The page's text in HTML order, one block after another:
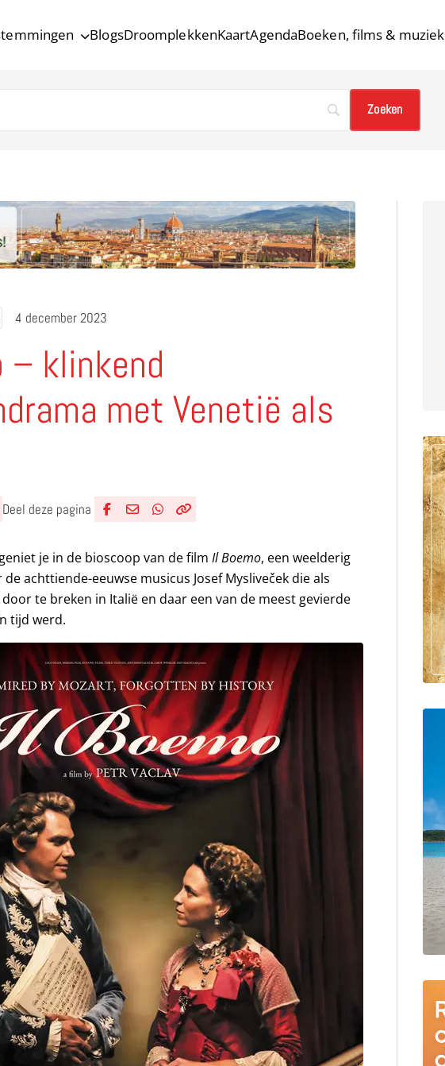
BlogsDroomplekkenKaartAgendaBoeken, films & muziek
4 december 2023
– klinkend
met Venetië als
Deel deze pagina
je in de bioscoop van de filmIl Boemo, een weelderig
achttiende-eeuwse musicus Josef Mysliveček die als
te breken in Italië en daar een van de meest gevierde
tijd werd.